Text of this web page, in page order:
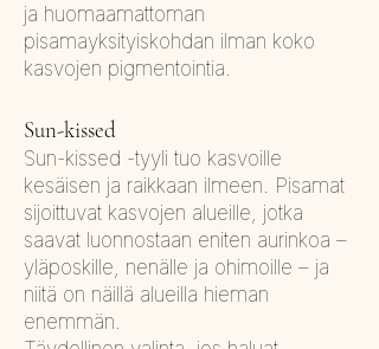
ja huomaamattoman
pisamayksityiskohdan ilman koko
kasvojen pigmentointia.
Sun-kissed
Sun-kissed -tyyli tuo kasvoille
kesäisen ja raikkaan ilmeen. Pisamat
sijoittuvat kasvojen alueille, jotka
saavat luonnostaan eniten aurinkoa –
yläposkille, nenälle ja ohimoille – ja
niitä on näillä alueilla hieman
enemmän.